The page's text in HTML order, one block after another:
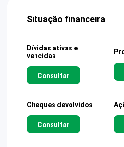
Situação financeira
Dívidas ativas e
vencidas
Consultar
Cheques devolvidos
Consultar